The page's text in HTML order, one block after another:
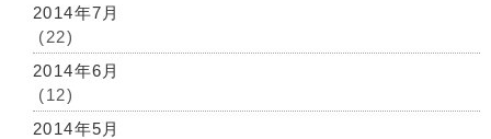
2014年7月
(22)
2014年6月
(12)
2014年5月